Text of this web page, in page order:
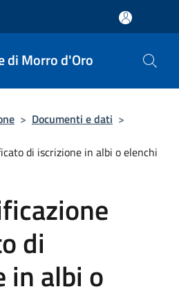
di Morro d'Oro
> Documenti e dati >
di iscrizione in albi o elenchi
di
in albi o